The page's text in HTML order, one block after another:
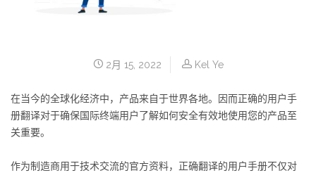
2月 15, 2022 Kel Ye
在当今的全球化经济中，产品来自于世界各地。因而正确的用户手
册翻译对于确保国际终端用户了解如何安全有效地使用您的产品至
关重要。
作为制造商用于技术交流的官方资料，正确翻译的用户手册不仅对